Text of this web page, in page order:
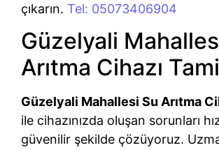
çıkarın. Tel: 05073406904
Güzelyali
Arıtma Cihazı
Güzelyali Mahallesi Su Arıtma
ile cihazınızda oluşan sorunları
güvenilir şekilde çözüyoruz.